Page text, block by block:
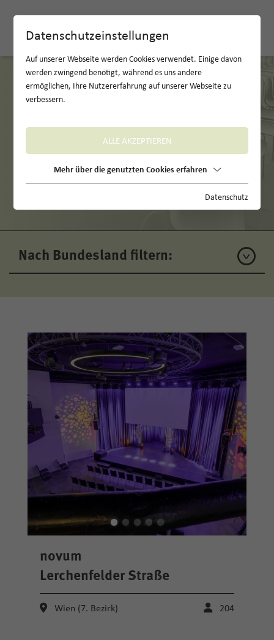
Nach Bundesland filtern:
novum
Lerchenfelder Straße
Wien (7. Bezirk) 204
Datenschutzeinstellungen
Auf unserer Webseite werden Cookies verwendet. Einige davon
werden zwingend benötigt, während es uns andere
ermöglichen, Ihre Nutzererfahrung auf unserer Webseite zu
verbessern.
ALLE AKZEPTIEREN
Mehr über die genutzten Cookies erfahren
Datenschutz